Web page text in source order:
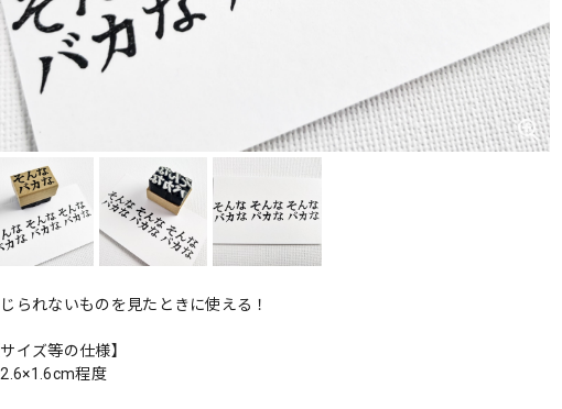
られないものを見たときに使える！
サイズ等の仕様】
程度